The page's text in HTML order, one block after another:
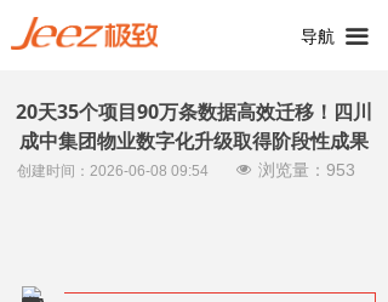
导航 끀
20天35个项目90万条数据高效迁移！四川
成中集团物业数字化升级取得阶段性成果
创建时间： 2026-06-08 09:54 넶 浏览量： 953